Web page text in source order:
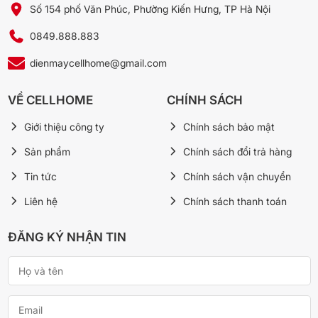
* Hình ảnh chỉ mang tính chất minh họa
lạnh như làm lạnh nhanh Powerful, tiết kiệm điện Inverter, đảm
bảo không khí trong lành và tích hợp đa dạng tiện ích sẽ là một
lựa chọn đáng cân nhắc cho bạn trong các ngày hè nắng nóng.
Máy lạnh Casper Inverter 1 HP QC-09IU36A
Máy lạnh LG Inverter 1.5 HP IPC12M1
Máy lạnh LG Inverter 1.5 HP IDC12M1
→ Xem tất cả Máy lạnh chính hãng tại Cellhome
Số 154 phố Văn Phúc, Phường Kiến Hưng, TP Hà Nội
0849.888.883
dienmaycellhome@gmail.com
VỀ CELLHOME
Giới thiệu công ty
Sản phẩm
Tin tức
Liên hệ
CHÍNH SÁCH
Chính sách bảo mật
Chính sách đổi trả hàng
Chính sách vận chuyển
Chính sách thanh toán
ĐĂNG KÝ NHẬN TIN